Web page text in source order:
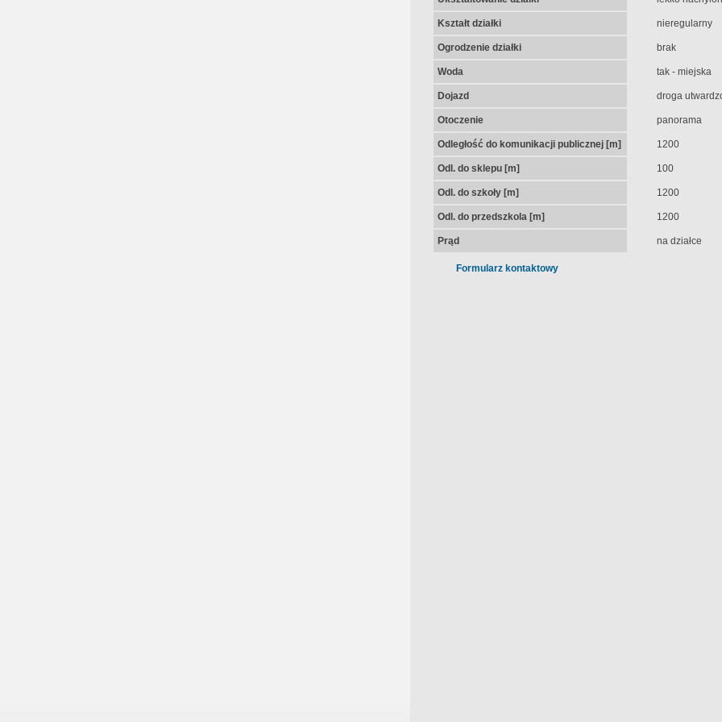
Kształt działki nieregularny
Ogrodzenie działki brak
Woda tak - miejska
Dojazd droga
Otoczenie panorama
Odległość do komunikacji publicznej [m] 1200
Odl. do sklepu [m] 100
Odl. do szkoły [m] 1200
Odl. do przedszkola [m] 1200
Prąd na działce
Formularz kontaktowy